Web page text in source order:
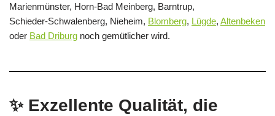
Marienmünster, Horn‑Bad Meinberg, Barntrup,
Schieder‑Schwalenberg, Nieheim, Blomberg, Lügde, Altenbeken
oder Bad Driburg noch gemütlicher wird.
✨ Exzellente Qualität, die